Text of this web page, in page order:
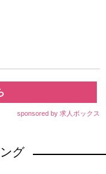
sponsored by 求人ボックス
グ